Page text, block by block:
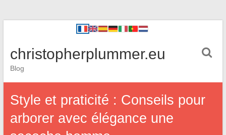
christopherplummer.eu
Blog
Style et praticité : Conseils pour
arborer avec élégance une